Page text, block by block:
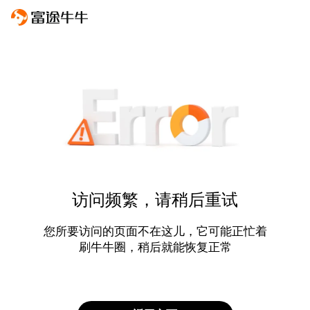
访问频繁，请稍后重试
您所要访问的页面不在这儿，它可能正忙着
刷牛牛圈，稍后就能恢复正常